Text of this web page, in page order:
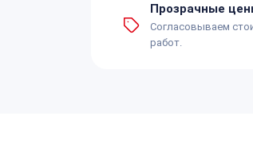
Прозрачные
Согласовываем
работ.